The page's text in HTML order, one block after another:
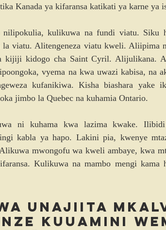
Kanada ya kifaransa katikati ya karne
nilipokulia, kulikuwa na fundi viatu. Siku
la viatu. Alitengeneza viatu kweli. Aliipima
kijiji kidogo cha Saint Cyril. Alijulikana.
vyema na kwa uwazi kabisa, na
kufanikiwa. Kisha biashara yake
jimbo la Quebec na kuhamia Ontario.
ni kuhama kwa lazima kwake. Ilibidi
kabla ya hapo. Lakini pia, kwenye
mwongofu wa kweli ambaye, kwa
Kulikuwa na mambo mengi
unajiita
kuuamini